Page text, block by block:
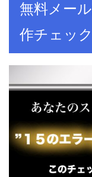
無料メー
作チェッ